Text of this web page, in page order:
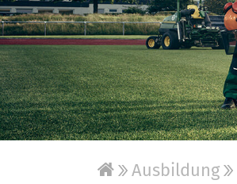
Ausbildung